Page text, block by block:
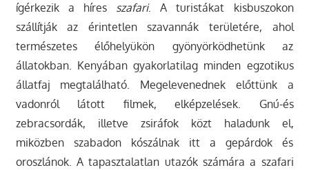
ígérkezik a híres szafari. A turistákat kisbuszokon
szállítják az érintetlen szavannák területére, ahol
természetes élőhelyükön gyönyörködhetünk az
állatokban. Kenyában gyakorlatilag minden egzotikus
állatfaj megtalálható. Megelevenednek előttünk a
vadonról látott filmek, elképzelések. Gnú-és
zebracsordák, illetve zsiráfok közt haladunk el,
miközben szabadon kószálnak itt a gepárdok és
oroszlánok. A tapasztalatlan utazók számára a szafari